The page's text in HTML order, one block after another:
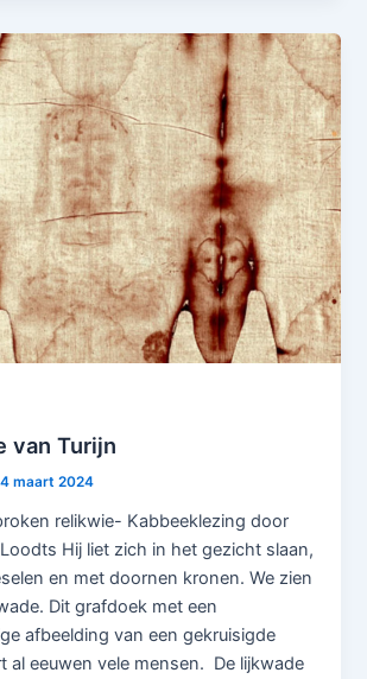
van Turijn
maart 2024
relikwie- Kabbeeklezing door
Hij liet zich in het gezicht slaan,
en met doornen kronen. We zien
Dit grafdoek met een
afbeelding van een gekruisigde
al eeuwen vele mensen. De lijkwade